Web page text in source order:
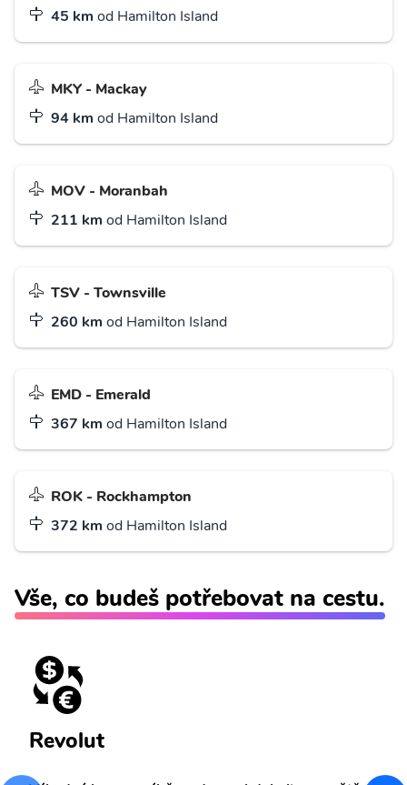
45 km od Hamilton Island
MKY - Mackay
94 km od Hamilton Island
MOV - Moranbah
211 km od Hamilton Island
TSV - Townsville
260 km od Hamilton Island
EMD - Emerald
367 km od Hamilton Island
ROK - Rockhampton
372 km od Hamilton Island
Vše, co budeš potřebovat na cestu.
Revolut